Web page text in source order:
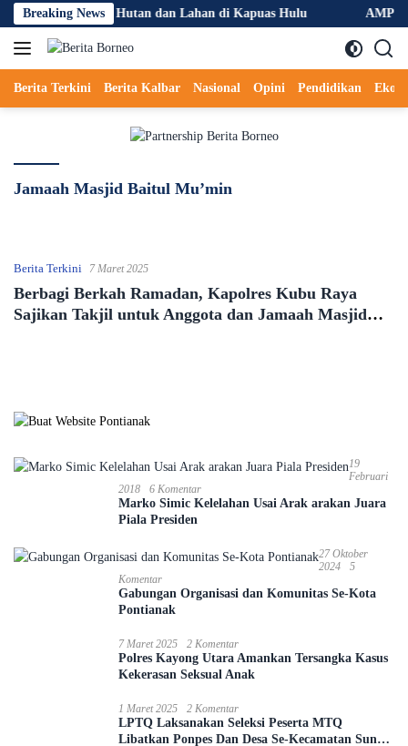
Langsung
ke
konten
Breaking News
Kebakaran Hutan dan Lahan di Kapuas Hulu AMPD
Berita Terkini Berita Kalbar Nasional Opini Pendidikan
Jamaah Masjid Baitul Mu’min
Berita Terkini 7 Maret 2025
Berbagi Berkah Ramadan, Kapolres Kubu Raya
Sajikan Takjil untuk Anggota dan Jamaah Masjid
19
Februari
2018
6 Komentar
Marko Simic Kelelahan Usai Arak arakan Juara
Piala Presiden
27 Oktober
2024
5
Komentar
Gabungan Organisasi dan Komunitas Se-Kota
Pontianak
7 Maret 2025 2 Komentar
Polres Kayong Utara Amankan Tersangka Kasus
Kekerasan Seksual Anak
1 Maret 2025 2 Komentar
LPTQ Laksanakan Seleksi Peserta MTQ
Libatkan Ponpes Dan Desa Se-Kecamatan Sungai